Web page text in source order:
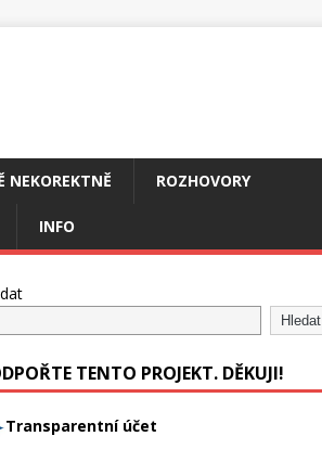
NEKOREKTNĚ ROZHOVORY
INFO
Hledat
TENTO PROJEKT. DĚKUJI!
Transparentní účet